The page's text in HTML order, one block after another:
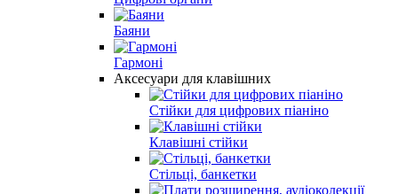
Баяни
Гармоні
Аксесуари для клавішних
Стійки для цифрових піаніно
Клавішні стійки
Стільці, банкетки